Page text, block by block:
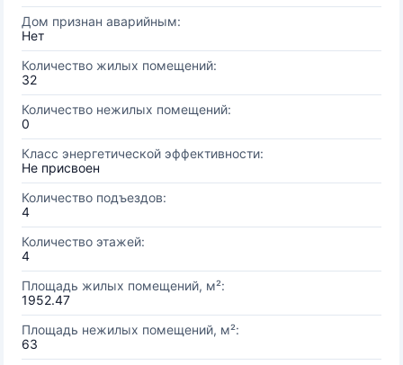
Дом признан аварийным:
Нет
Количество жилых помещений:
32
Количество нежилых помещений:
0
Класс энергетической эффективности:
Не присвоен
Количество подъездов:
4
Количество этажей:
4
Площадь жилых помещений, м²:
1952.47
Площадь нежилых помещений, м²:
63